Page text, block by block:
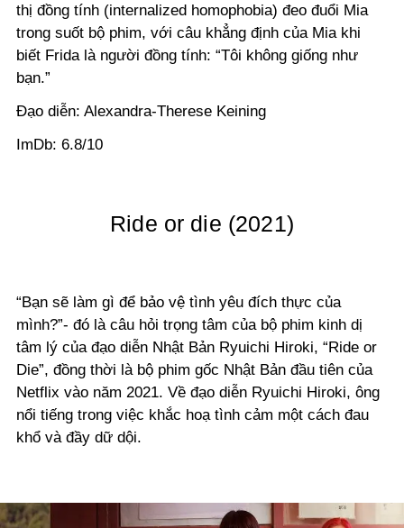
thị đồng tính (internalized homophobia) đeo đuổi Mia
trong suốt bộ phim, với câu khẳng định của Mia khi
biết Frida là người đồng tính: “Tôi không giống như
bạn.”
Đạo diễn: Alexandra-Therese Keining
ImDb: 6.8/10
Ride or die (2021)
“Bạn sẽ làm gì để bảo vệ tình yêu đích thực của
mình?”- đó là câu hỏi trọng tâm của bộ phim kinh dị
tâm lý của đạo diễn Nhật Bản Ryuichi Hiroki, “Ride or
Die”, đồng thời là bộ phim gốc Nhật Bản đầu tiên của
Netflix vào năm 2021. Về đạo diễn Ryuichi Hiroki, ông
nổi tiếng trong việc khắc hoạ tình cảm một cách đau
khổ và đầy dữ dội.